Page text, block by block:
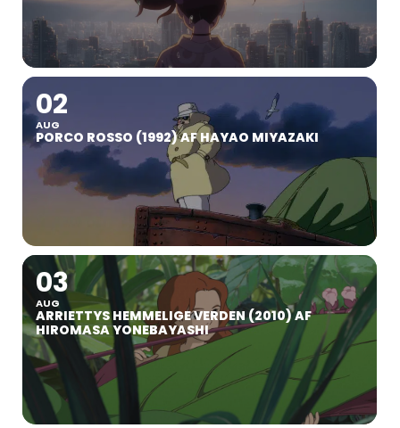
02
AUG
PORCO ROSSO (1992) AF HAYAO MIYAZAKI
03
AUG
ARRIETTYS HEMMELIGE VERDEN (2010) AF
HIROMASA YONEBAYASHI